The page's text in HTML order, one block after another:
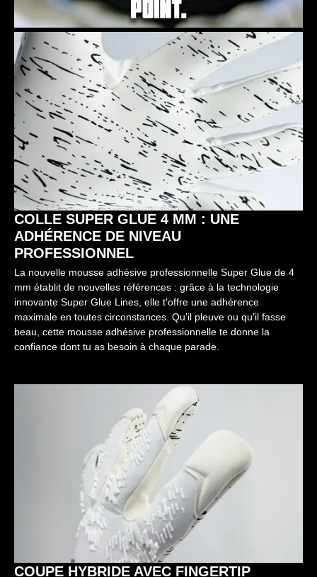
COLLE SUPER GLUE 4 MM : UNE
ADHÉRENCE DE NIVEAU
PROFESSIONNEL
La nouvelle mousse adhésive professionnelle Super Glue de 4
mm établit de nouvelles références : grâce à la technologie
innovante Super Glue Lines, elle t'offre une adhérence
maximale en toutes circonstances. Qu'il pleuve ou qu'il fasse
beau, cette mousse adhésive professionnelle te donne la
confiance dont tu as besoin à chaque parade.
COUPE HYBRIDE AVEC FINGERTIP